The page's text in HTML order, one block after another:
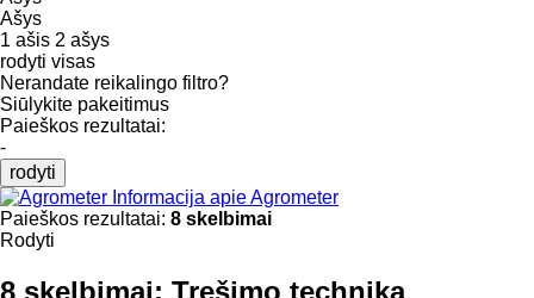
Ašys
1 ašis 2 ašys
rodyti visas
Nerandate reikalingo filtro?
Siūlykite pakeitimus
Paieškos rezultatai:
-
rodyti
Informacija apie Agrometer
Paieškos rezultatai: 8 skelbimai
Rodyti
8 skelbimai: Tręšimo technika